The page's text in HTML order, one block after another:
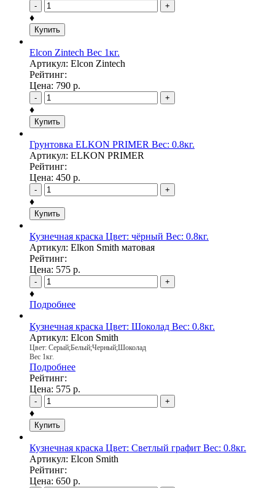
- +
♦
Купить
Elcon Zintech Вес 1кг.
Артикул: Elcon Zintech
Рейтинг:
Цена: 790 р.
- +
♦
Купить
Грунтовка ELKON PRIMER Вес: 0.8кг.
Артикул: ELKON PRIMER
Рейтинг:
Цена: 450 р.
- +
♦
Купить
Кузнечная краска Цвет: чёрный Вес: 0.8кг.
Артикул: Elkon Smith матовая
Рейтинг:
Цена: 575 р.
- +
♦
Подробнее
Кузнечная краска Цвет: Шоколад Вес: 0.8кг.
Артикул: Elcon Smith
Цвет: Серый;Белый;Черный;Шоколад
Вес 1кг.
Подробнее
Рейтинг:
Цена: 575 р.
- +
♦
Купить
Кузнечная краска Цвет: Светлый графит Вес: 0.8кг.
Артикул: Elcon Smith
Рейтинг:
Цена: 650 р.